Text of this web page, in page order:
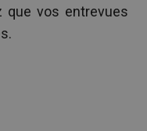
que vos entrevues